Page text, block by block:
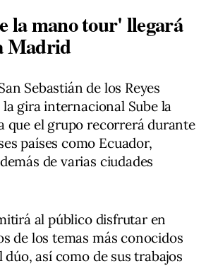
la mano tour' llegará
Madrid
Sebastián de los Reyes
gira internacional Sube la
que el grupo recorrerá durante
países como Ecuador,
de varias ciudades
al público disfrutar en
de los temas más conocidos
así como de sus trabajos